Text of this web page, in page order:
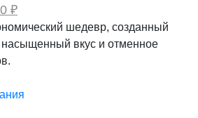
₽.
₽Текущая
890,00 ₽.шедевр, созданный
насыщенный вкус и отменное